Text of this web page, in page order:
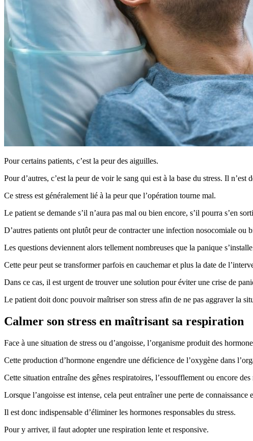
Pour certains patients, c’est la peur des aiguilles.
Pour d’autres, c’est la peur de voir le sang qui est à la base du stress. Il
Ce stress est généralement lié à la peur que l’opération tourne mal.
Le patient se demande s’il n’aura pas mal ou bien encore, s’il pourra s’en
D’autres patients ont plutôt peur de contracter une infection nosocomiale ou
Les questions deviennent alors tellement nombreuses que la panique
Cette peur peut se transformer parfois en cauchemar et plus la date de
Dans ce cas, il est urgent de trouver une solution pour éviter une crise de
Le patient doit donc pouvoir maîtriser son stress afin de ne pas aggraver la
Calmer son stress en maîtrisant sa respiration
Face à une situation de stress ou d’angoisse, l’organisme produit des
Cette production d’hormone engendre une déficience de l’oxygène dans
Cette situation entraîne des gênes respiratoires, l’essoufflement ou encore des
Lorsque l’angoisse est intense, cela peut entraîner une perte de connaissance
Il est donc indispensable d’éliminer les hormones responsables du stress.
Pour y arriver, il faut adopter une respiration lente et responsive.